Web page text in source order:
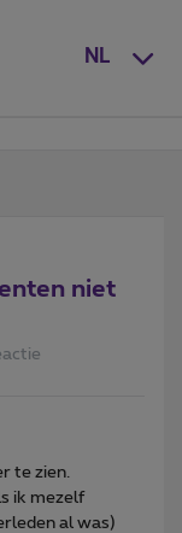
NL
niet
te zien.
ik mezelf
al was)